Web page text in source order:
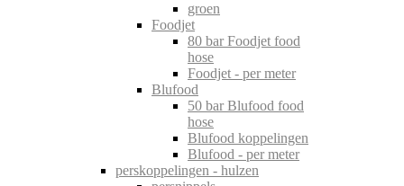
groen
Foodjet
80 bar Foodjet food
hose
Foodjet - per meter
Blufood
50 bar Blufood food
hose
Blufood koppelingen
Blufood - per meter
perskoppelingen - hulzen